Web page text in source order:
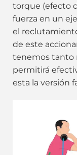
torque (efecto
fuerza en un
el
de este
tenemos tanto
permitirá
esta la versión